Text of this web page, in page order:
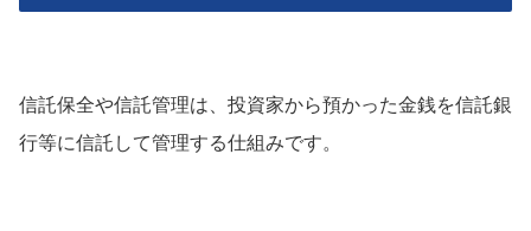
信託保全や信託管理は、投資家から預かった金銭を信託銀
行等に信託して管理する仕組みです。